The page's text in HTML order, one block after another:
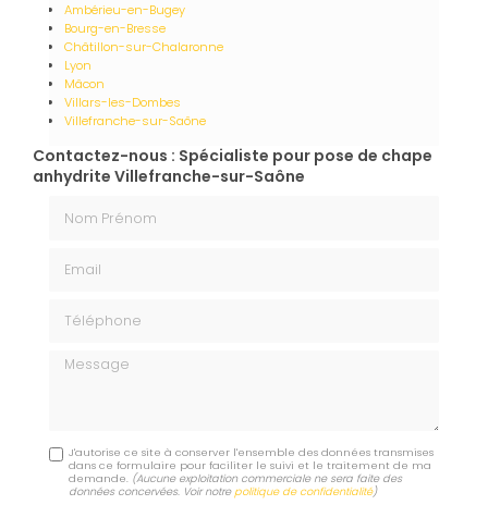
Ambérieu-en-Bugey
Bourg-en-Bresse
Châtillon-sur-Chalaronne
Lyon
Mâcon
Villars-les-Dombes
Villefranche-sur-Saône
Contactez-nous : Spécialiste pour pose de chape
anhydrite Villefranche-sur-Saône
Message
J'autorise ce site à conserver l'ensemble des données transmises
dans ce formulaire pour faciliter le suivi et le traitement de ma
demande. (Aucune exploitation commerciale ne sera faite des
données concervées. Voir notrepolitique de confidentialité)